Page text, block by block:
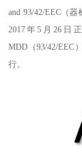
and 93/42/EEC（
2017年5月26日
MDD（93/42/EEC
行。